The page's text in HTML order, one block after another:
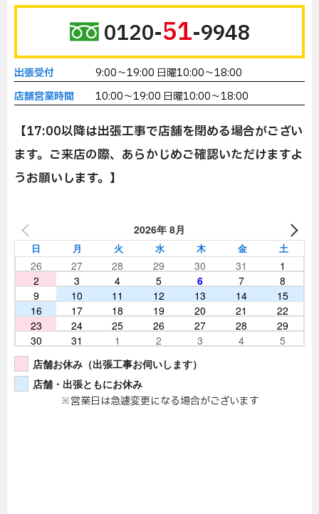
0120-51-9948
出張受付
9:00～19:00 日曜10:00～18:00
店舗営業時間
10:00～19:00 日曜10:00～18:00
【17:00以降は出張工事で店舗を閉める場合がござい
ます。ご来店の際、あらかじめご確認いただけますよ
うお願いします。】
2026年 8月
日 月 火 水 木 金 土
26 27 28 29 30 31
1
2
3 4 5 6 7
8
9
10 11 12 13 14
15
16
17 18 19 20 21
22
23
24 25 26 27 28
29
30
31 1 2 3 4
5
店舗お休み（出張工事お伺いします）
店舗・出張ともにお休み
※営業日は急遽変更になる場合がございます